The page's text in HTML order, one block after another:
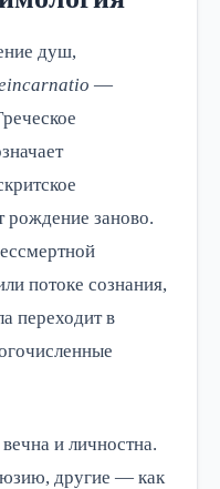
душ,
—
рождение заново.
потоке сознания,
переходит в
и личностна.
другие — как